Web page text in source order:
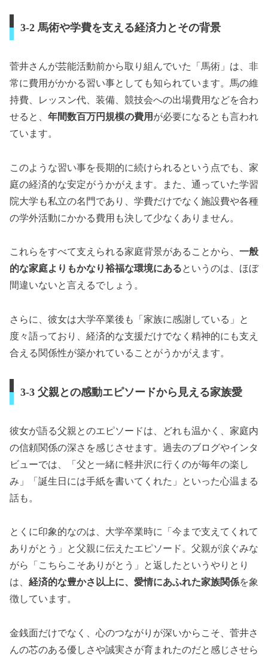
3-2 馬術や学費を支える経済力とその背景
菅井さんが芸能活動前から取り組んでいた「馬術」は、非
常に費用がかかる習い事としても知られています。馬の維
持費、レッスン代、装備、競技会への出場費用などを合わ
せると、 年間数百万円規模の費用 が必要になるとも言われ
ています。
このような習い事を長期的に続けられるという点でも、家
庭の経済的な安定がうかがえます。また、通っていた学習
院大学も私立の名門であり、学費だけでなく施設費や各種
の学外活動にかかる費用も決して少なくありません。
これらをすべて支えられる家庭背景があることから、 一般
的な家庭よりもかなり裕福な環境にあるというのは、ほぼ
間違いないと言えるでしょう。
さらに、彼女は大学卒業後も「家族に感謝している」と
度々語っており、経済的な支援だけでなく精神的にも支え
合える関係性が築かれていることがうかがえます。
3-3 父親との感動エピソードから見える家族愛
彼女が語る父親とのエピソードは、どれも温かく、家庭内
の信頼関係の深さを感じさせます。過去のブログやインタ
ビューでは、「父と一緒に軽井沢に行くのが毎年の楽し
み」「誕生日には手紙を書いてくれた」といった心温まる
話も。
とくに印象的なのは、大学卒業時に「今まで支えてくれて
ありがとう」と父親に伝えたエピソード。父親が涙ぐみな
がら「こちらこそありがとう」と返したというやりとり
は、 経済的な豊かさ以上に、愛情にあふれた家族関係を象
徴しています。
金銭面だけでなく、心のつながりが深いからこそ、菅井さ
んの芯のある優しさや誠実さが育まれたのだと感じさせら